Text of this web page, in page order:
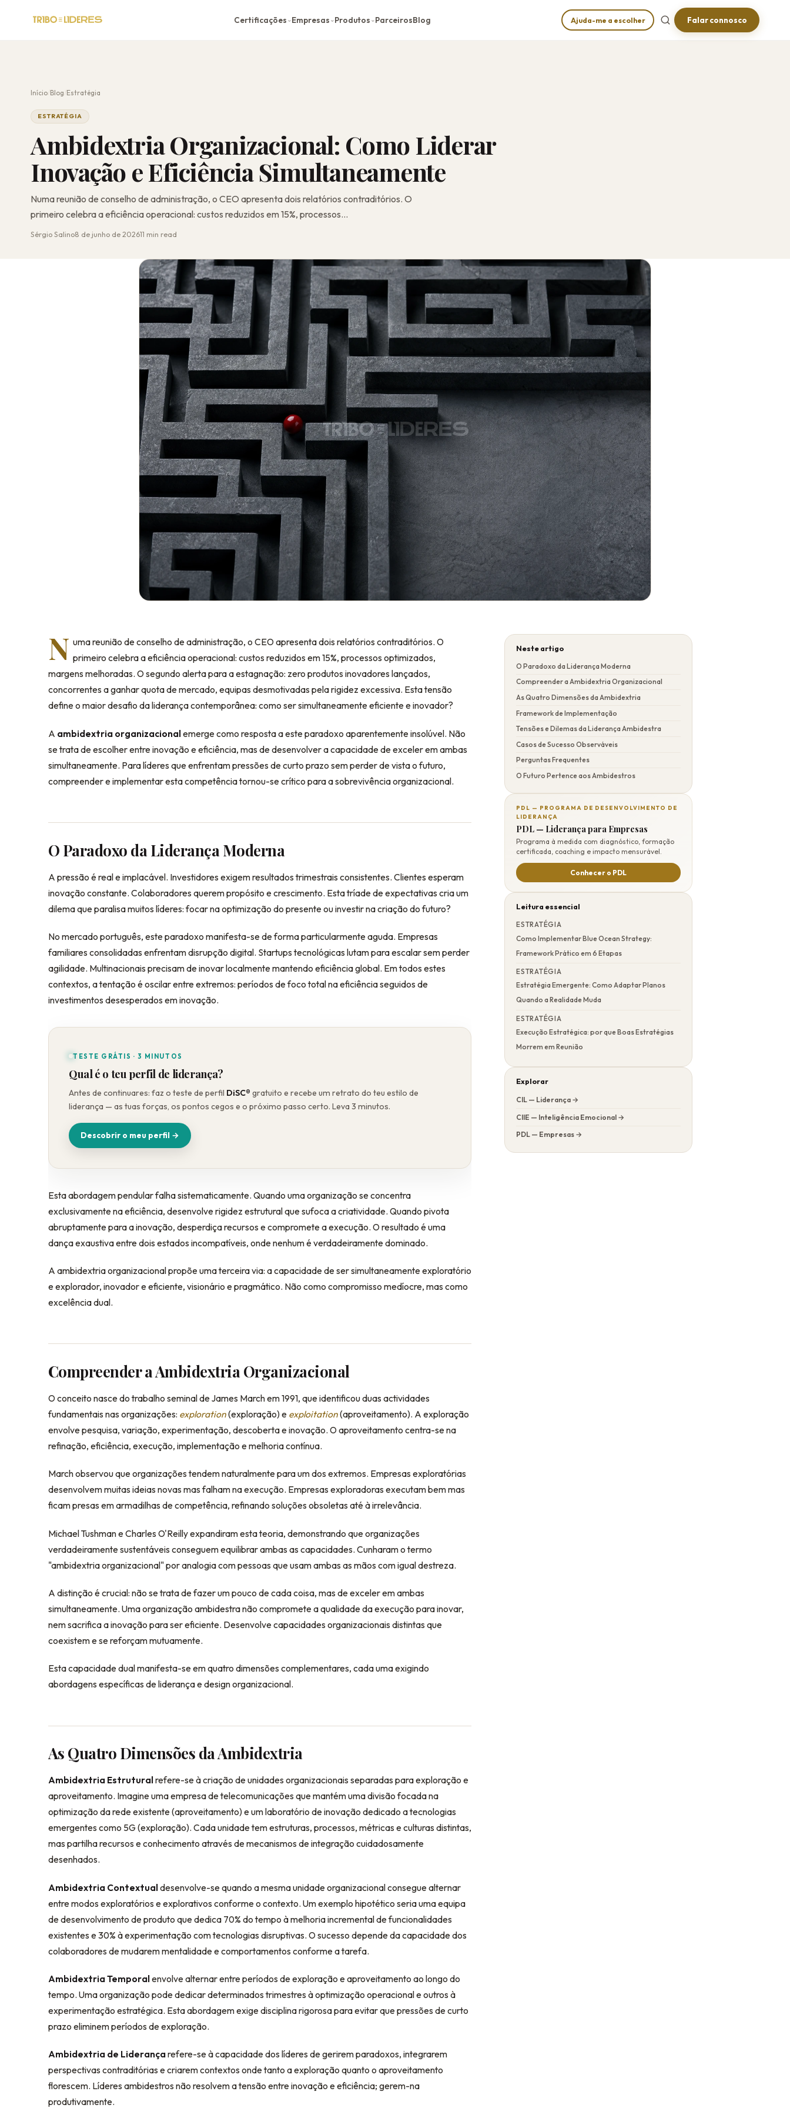
Certificações ⌄Empresas ⌄Produtos ⌄ParceirosBlog Ajuda-me a escolher Falar connosco
Início /Blog /Estratégia
ESTRATÉGIA
Ambidextria Organizacional: Como Liderar
Inovação e Eficiência Simultaneamente
Numa reunião de conselho de administração, o CEO apresenta dois relatórios contraditórios. O
primeiro celebra a eficiência operacional: custos reduzidos em 15%, processos...
Sérgio Salino8 de junho de 202611 min read
N uma reunião de conselho de administração, o CEO apresenta dois relatórios contraditórios. O
primeiro celebra a eficiência operacional: custos reduzidos em 15%, processos optimizados,
margens melhoradas. O segundo alerta para a estagnação: zero produtos inovadores lançados,
concorrentes a ganhar quota de mercado, equipas desmotivadas pela rigidez excessiva. Esta tensão
define o maior desafio da liderança contemporânea: como ser simultaneamente eficiente e inovador?
A ambidextria organizacional emerge como resposta a este paradoxo aparentemente insolúvel. Não
se trata de escolher entre inovação e eficiência, mas de desenvolver a capacidade de exceler em ambas
simultaneamente. Para líderes que enfrentam pressões de curto prazo sem perder de vista o futuro,
compreender e implementar esta competência tornou-se crítico para a sobrevivência organizacional.
O Paradoxo da Liderança Moderna
A pressão é real e implacável. Investidores exigem resultados trimestrais consistentes. Clientes esperam
inovação constante. Colaboradores querem propósito e crescimento. Esta tríade de expectativas cria um
dilema que paralisa muitos líderes: focar na optimização do presente ou investir na criação do futuro?
No mercado português, este paradoxo manifesta-se de forma particularmente aguda. Empresas
familiares consolidadas enfrentam disrupção digital. Startups tecnológicas lutam para escalar sem perder
agilidade. Multinacionais precisam de inovar localmente mantendo eficiência global. Em todos estes
contextos, a tentação é oscilar entre extremos: períodos de foco total na eficiência seguidos de
investimentos desesperados em inovação.
TESTE GRÁTIS · 3 MINUTOS
Qual é o teu perfil de liderança?
Antes de continuares: faz o teste de perfil DiSC® gratuito e recebe um retrato do teu estilo de
liderança — as tuas forças, os pontos cegos e o próximo passo certo. Leva 3 minutos.
Descobrir o meu perfil →
Esta abordagem pendular falha sistematicamente. Quando uma organização se concentra
exclusivamente na eficiência, desenvolve rigidez estrutural que sufoca a criatividade. Quando pivota
abruptamente para a inovação, desperdiça recursos e compromete a execução. O resultado é uma
dança exaustiva entre dois estados incompatíveis, onde nenhum é verdadeiramente dominado.
A ambidextria organizacional propõe uma terceira via: a capacidade de ser simultaneamente exploratório
e explorador, inovador e eficiente, visionário e pragmático. Não como compromisso medíocre, mas como
excelência dual.
Compreender a Ambidextria Organizacional
O conceito nasce do trabalho seminal de James March em 1991, que identificou duas actividades
fundamentais nas organizações: exploration(exploração) e exploitation(aproveitamento). A exploração
envolve pesquisa, variação, experimentação, descoberta e inovação. O aproveitamento centra-se na
refinação, eficiência, execução, implementação e melhoria contínua.
March observou que organizações tendem naturalmente para um dos extremos. Empresas exploratórias
desenvolvem muitas ideias novas mas falham na execução. Empresas exploradoras executam bem mas
ficam presas em armadilhas de competência, refinando soluções obsoletas até à irrelevância.
Michael Tushman e Charles O'Reilly expandiram esta teoria, demonstrando que organizações
verdadeiramente sustentáveis conseguem equilibrar ambas as capacidades. Cunharam o termo
"ambidextria organizacional" por analogia com pessoas que usam ambas as mãos com igual destreza.
A distinção é crucial: não se trata de fazer um pouco de cada coisa, mas de exceler em ambas
simultaneamente. Uma organização ambidestra não compromete a qualidade da execução para inovar,
nem sacrifica a inovação para ser eficiente. Desenvolve capacidades organizacionais distintas que
coexistem e se reforçam mutuamente.
Esta capacidade dual manifesta-se em quatro dimensões complementares, cada uma exigindo
abordagens específicas de liderança e design organizacional.
As Quatro Dimensões da Ambidextria
Ambidextria Estrutural refere-se à criação de unidades organizacionais separadas para exploração e
aproveitamento. Imagine uma empresa de telecomunicações que mantém uma divisão focada na
optimização da rede existente (aproveitamento) e um laboratório de inovação dedicado a tecnologias
emergentes como 5G (exploração). Cada unidade tem estruturas, processos, métricas e culturas distintas,
mas partilha recursos e conhecimento através de mecanismos de integração cuidadosamente
desenhados.
Ambidextria Contextual desenvolve-se quando a mesma unidade organizacional consegue alternar
entre modos exploratórios e explorativos conforme o contexto. Um exemplo hipotético seria uma equipa
de desenvolvimento de produto que dedica 70% do tempo à melhoria incremental de funcionalidades
existentes e 30% à experimentação com tecnologias disruptivas. O sucesso depende da capacidade dos
colaboradores de mudarem mentalidade e comportamentos conforme a tarefa.
Ambidextria Temporal envolve alternar entre períodos de exploração e aproveitamento ao longo do
tempo. Uma organização pode dedicar determinados trimestres à optimização operacional e outros à
experimentação estratégica. Esta abordagem exige disciplina rigorosa para evitar que pressões de curto
prazo eliminem períodos de exploração.
Ambidextria de Liderançarefere-se à capacidade dos líderes de gerirem paradoxos, integrarem
perspectivas contraditórias e criarem contextos onde tanto a exploração quanto o aproveitamento
florescem. Líderes ambidestros não resolvem a tensão entre inovação e eficiência; gerem-na
produtivamente.
Neste artigo
O Paradoxo da Liderança Moderna
Compreender a Ambidextria Organizacional
As Quatro Dimensões da Ambidextria
Framework de Implementação
Tensões e Dilemas da Liderança Ambidestra
Casos de Sucesso Observáveis
Perguntas Frequentes
O Futuro Pertence aos Ambidestros
PDL — PROGRAMA DE DESENVOLVIMENTO DE
LIDERANÇA
PDL — Liderança para Empresas
Programa à medida com diagnóstico, formação
certificada, coaching e impacto mensurável.
Conhecer o PDL
Leitura essencial
ESTRATÉGIA
Como Implementar Blue Ocean Strategy:
Framework Prático em 6 Etapas
ESTRATÉGIA
Estratégia Emergente: Como Adaptar Planos
Quando a Realidade Muda
ESTRATÉGIA
Execução Estratégica: por que Boas Estratégias
Morrem em Reunião
Explorar
CIL — Liderança →
CIIE — Inteligência Emocional →
PDL — Empresas →